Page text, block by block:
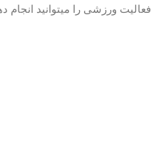
فعالیت ورزشی را میتوانید انجام